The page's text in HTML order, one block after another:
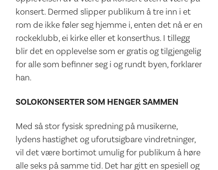
konsert. Dermed slipper publikum å tre inn i et
rom de ikke føler seg hjemme i, enten det nå er en
rockeklubb, ei kirke eller et konserthus. I tillegg
blir det en opplevelse som er gratis og tilgjengelig
for alle som befinner seg i og rundt byen, forklarer
han.
SOLOKONSERTER SOM HENGER SAMMEN
Med så stor fysisk spredning på musikerne,
lydens hastighet og uforutsigbare vindretninger,
vil det være bortimot umulig for publikum å høre
alle seks på samme tid. Det har gitt en spesiell og